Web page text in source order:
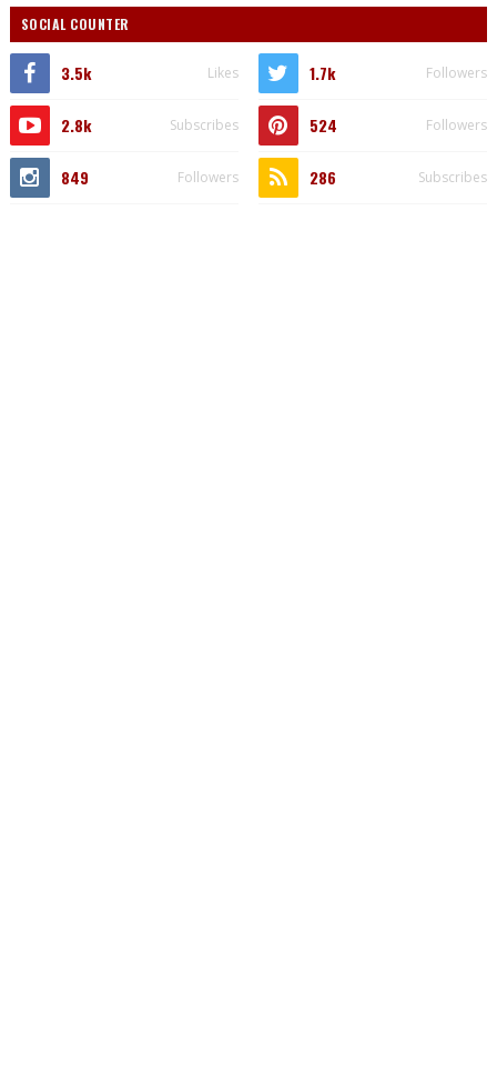
SOCIAL COUNTER
3.5k Likes 1.7k Followers
2.8k Subscribes 524 Followers
849 Followers 286 Subscribes